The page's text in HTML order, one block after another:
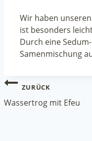
Wir haben
ist besonders
Durch eine
Samenmischung
ZURÜCK
Wassertrog mit Efeu